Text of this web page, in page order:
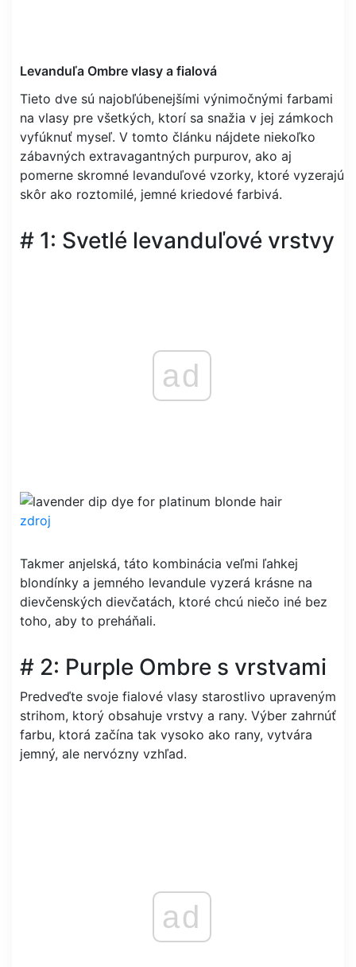
Levanduľa Ombre vlasy a fialová
Tieto dve sú najobľúbenejšími výnimočnými farbami
na vlasy pre všetkých, ktorí sa snažia v jej zámkoch
vyfúknuť myseľ. V tomto článku nájdete niekoľko
zábavných extravagantných purpurov, ako aj
pomerne skromné ​​levanduľové vzorky, ktoré vyzerajú
skôr ako roztomilé, jemné kriedové farbivá.
# 1: Svetlé levanduľové vrstvy
ad
zdroj
Takmer anjelská, táto kombinácia veľmi ľahkej
blondínky a jemného levandule vyzerá krásne na
dievčenských dievčatách, ktoré chcú niečo iné bez
toho, aby to preháňali.
# 2: Purple Ombre s vrstvami
Predveďte svoje fialové vlasy starostlivo upraveným
strihom, ktorý obsahuje vrstvy a rany. Výber zahrnúť
farbu, ktorá začína tak vysoko ako rany, vytvára
jemný, ale nervózny vzhľad.
ad